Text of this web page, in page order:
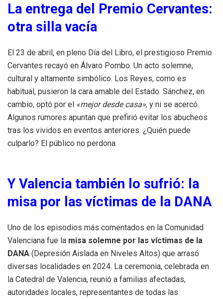
La entrega del Premio Cervantes:
otra silla vacía
El 23 de abril, en pleno Día del Libro, el prestigioso Premio
Cervantes recayó en Álvaro Pombo. Un acto solemne,
cultural y altamente simbólico. Los Reyes, como es
habitual, pusieron la cara amable del Estado. Sánchez, en
cambio, optó por el «mejor desde casa», y ni se acercó.
Algunos rumores apuntan que prefirió evitar los abucheos
tras los vividos en eventos anteriores. ¿Quién puede
culparlo? El público no perdona.
Y Valencia también lo sufrió: la
misa por las víctimas de la DANA
Uno de los episodios más comentados en la Comunidad
Valenciana fue la misa solemne por las víctimas de la
DANA (Depresión Aislada en Niveles Altos) que arrasó
diversas localidades en 2024. La ceremonia, celebrada en
la Catedral de Valencia, reunió a familias afectadas,
autoridades locales, representantes de todas las